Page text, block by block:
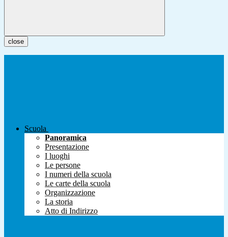
close
Scuola
Panoramica
Presentazione
I luoghi
Le persone
I numeri della scuola
Le carte della scuola
Organizzazione
La storia
Atto di Indirizzo